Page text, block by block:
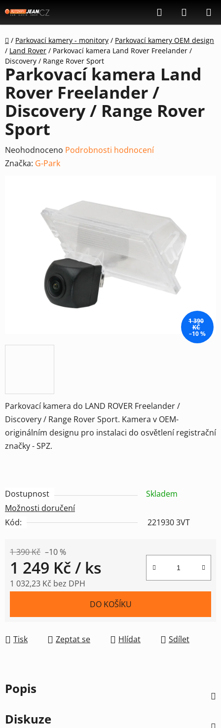
na
obsah
Hledat
KOŠÍK
Domů
/ Parkovací kamery - monitory / Parkovací kamery OEM design
/ Land Rover / Parkovací kamera Land Rover Freelander /
Discovery / Range Rover Sport
Parkovací kamera do LAND ROVER Freelander /
Discovery / Range Rover Sport. Kamera v OEM-
originálním designu pro instalaci do osvětlení registrační
značky - SPZ.
Dostupnost
Skladem
Možnosti doručení
Kód:
221930 3VT
1 390 Kč –10 %
1 249 Kč / ks
1 032,23 Kč bez DPH
DO KOŠÍKU
Tisk Zeptat se Hlídat Sdílet
Parkovací kamera Land
Rover Freelander /
Discovery / Range Rover
Sport
Průměrné
hodnocení
Neohodnoceno Podrobnosti hodnocení
Značka: G-Park
1 390
KČ
–10 %
Popis
Diskuze